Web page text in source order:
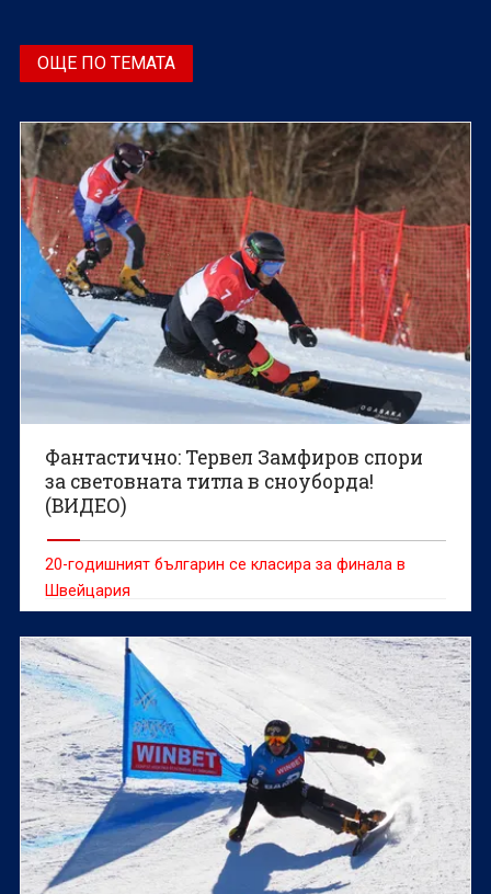
ОЩЕ ПО ТЕМАТА
Фантастично: Тервел Замфиров спори
за световната титла в сноуборда!
(ВИДЕО)
20-годишният българин се класира за финала в
Швейцария